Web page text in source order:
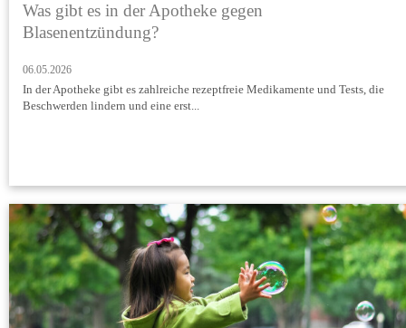
Was gibt es in der Apotheke gegen
Blasenentzündung?
06.05.2026
In der Apotheke gibt es zahlreiche rezeptfreie Medikamente und Tests, die
Beschwerden lindern und eine erst...